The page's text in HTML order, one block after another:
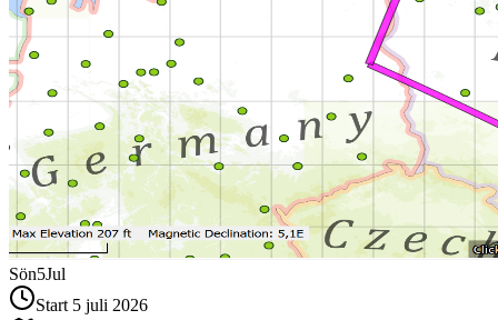
Sön5Jul
Start 5 juli 2026